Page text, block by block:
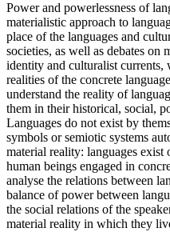
Power and powerlessness of
materialistic approach to
place of the languages and
societies, as well as debates on
identity and culturalist
realities of the concrete
understand the reality of
them in their historical, social,
Languages do not exist by
symbols or semiotic systems
material reality: languages
human beings engaged in
analyse the relations between
balance of power between
the social relations of the
material reality in which they